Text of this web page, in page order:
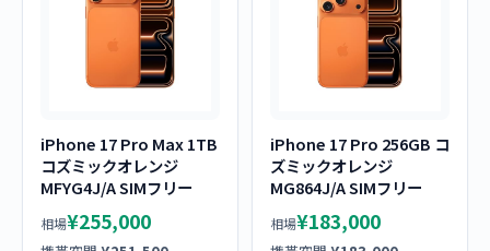
iPhone 17 Pro Max 1TB
コズミックオレンジ
MFYG4J/A SIMフリー
相場¥255,000
iPhone 17 Pro 256GB コ
ズミックオレンジ
MG864J/A SIMフリー
相場¥183,000